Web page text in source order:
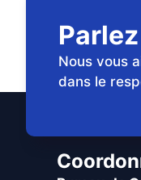
Nous vous
dans le